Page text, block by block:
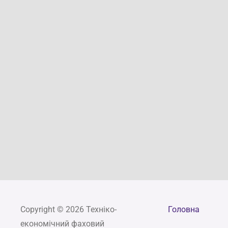
Copyright © 2026 Техніко-
економічний фаховий
Головна